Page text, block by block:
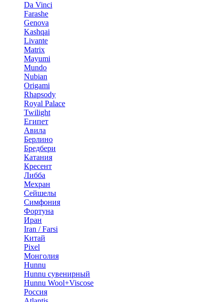
Da Vinci
Farashe
Genova
Kashqai
Livante
Matrix
Mayumi
Mundo
Nubian
Origami
Rhapsody
Royal Palace
Twilight
Египет
Авила
Берлино
Бредбери
Катания
Кресент
Либба
Мехран
Сейшелы
Симфония
Фортуна
Иран
Iran / Farsi
Китай
Pixel
Монголия
Hunnu
Hunnu сувенирный
Hunnu Wool+Viscose
Россия